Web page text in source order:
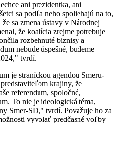
ani prezidentka, ani
sa podľa neho spoliehajú na to,
že sa zmena ústavy v Národnej
že koalícia zrejme potrebuje
rozbehnuté biznisy a
nebude úspešné, budeme
tvrdí.
je straníckou agendou Smeru-
krajiny, že
referendum, spoločné,
To nie je ideologická téma,
Smer-SD," tvrdí. Považuje ho za
vyvolať predčasné voľby